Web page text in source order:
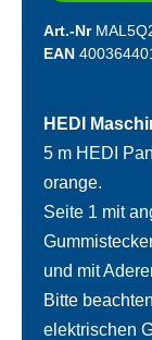
Art.-Nr
EAN
HEDI
5 m HEDI
orange.
Seite 1 mit
und mit
Bitte
elektrischen